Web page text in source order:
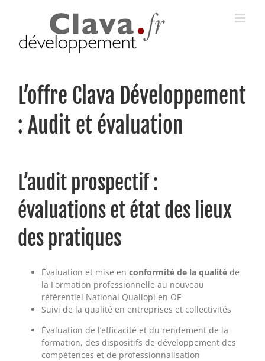
L’offre Clava Développement
: Audit et évaluation
L’audit prospectif :
évaluations et état des lieux
des pratiques
Évaluation et mise en conformité de la qualité de
la Formation professionnelle au nouveau
référentiel National Qualiopi en OF
Suivi de la qualité en entreprises et collectivités
Évaluation de l’efficacité et du rendement de la
formation, des dispositifs de développement des
compétences et de professionnalisation